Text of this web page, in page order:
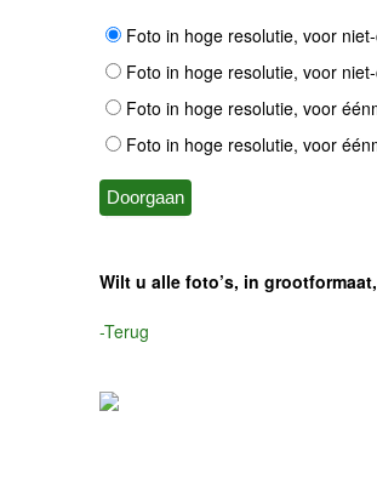
Foto in hoge resolutie, voor
Foto in hoge resolutie, voor
Foto in hoge resolutie, voor
Foto in hoge resolutie, voor
Wilt u alle foto’s, in
-Terug